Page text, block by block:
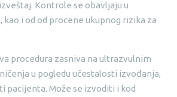
Kontrole se obavljaju u
kao i od od procene ukupnog rizika za
procedura zasniva na ultrazvulnim
u pogledu učestalosti izvođanja,
pacijenta. Može se izvoditi i kod